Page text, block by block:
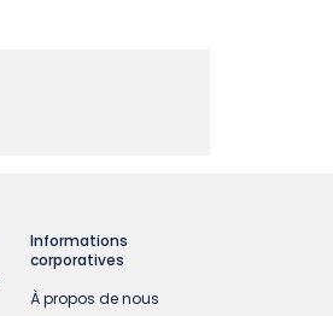
Informations
corporatives
À propos de nous